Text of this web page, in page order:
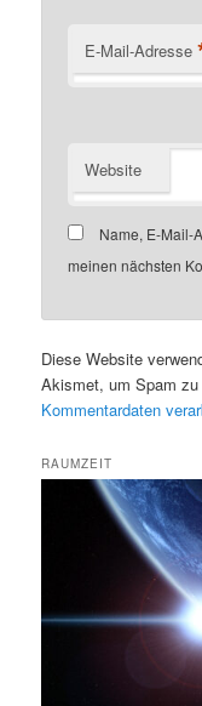
E-Mail-Adresse
Website
Name, E-Mail-
meinen nächsten
Diese Website
Akismet, um Spam zu
Kommentardaten
RAUMZEIT